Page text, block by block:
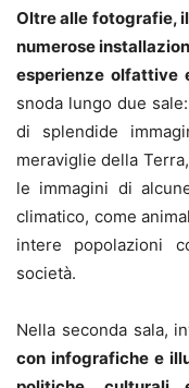
Oltre alle fotografie,
numerose
esperienze olfattive
snoda lungo due
di splendide
meraviglie della
le immagini di
climatico, come
intere popolazioni
società.
Nella seconda sala,
con infografiche e